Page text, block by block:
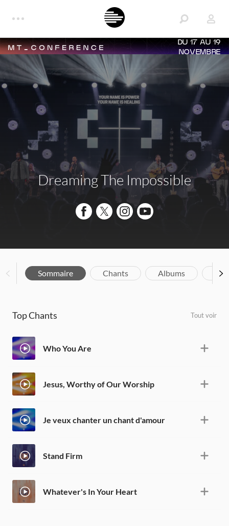
DU 17 AU 19
NOVEMBRE
Dreaming The Impossible
Sommaire Chants Albums
Top Chants Tout voir
Who You Are
Jesus, Worthy of Our Worship
Je veux chanter un chant d'amour
Stand Firm
Whatever's In Your Heart